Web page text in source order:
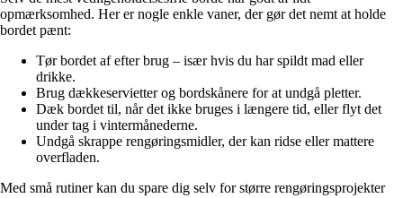
opmærksomhed. Her er nogle enkle vaner, der gør det nemt at holde
bordet pænt:
Tør bordet af efter brug – især hvis du har spildt mad eller
drikke.
Brug dækkeservietter og bordskånere for at undgå pletter.
Dæk bordet til, når det ikke bruges i længere tid, eller flyt det
under tag i vintermånederne.
Undgå skrappe rengøringsmidler, der kan ridse eller mattere
overfladen.
Med små rutiner kan du spare dig selv for større rengøringsprojekter